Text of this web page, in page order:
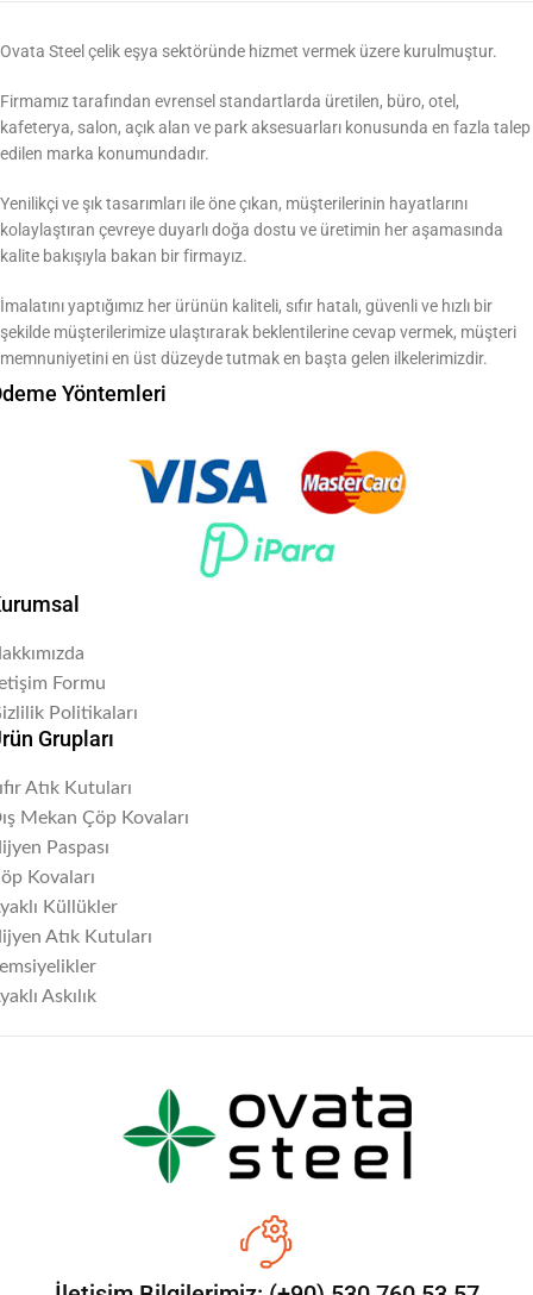
Ovata Steel çelik eşya sektöründe hizmet vermek üzere kurulmuştur.
Firmamız tarafından evrensel standartlarda üretilen, büro, otel,
kafeterya, salon, açık alan ve park aksesuarları konusunda en fazla talep
edilen marka konumundadır.
Yenilikçi ve şık tasarımları ile öne çıkan, müşterilerinin hayatlarını
kolaylaştıran çevreye duyarlı doğa dostu ve üretimin her aşamasında
kalite bakışıyla bakan bir firmayız.
İmalatını yaptığımız her ürünün kaliteli, sıfır hatalı, güvenli ve hızlı bir
şekilde müşterilerimize ulaştırarak beklentilerine cevap vermek, müşteri
memnuniyetini en üst düzeyde tutmak en başta gelen ilkelerimizdir.
Yöntemleri
Formu
Politikaları
Grupları
Atık Kutuları
Mekan Çöp Kovaları
Paspası
Kovaları
Küllükler
Atık Kutuları
Askılık